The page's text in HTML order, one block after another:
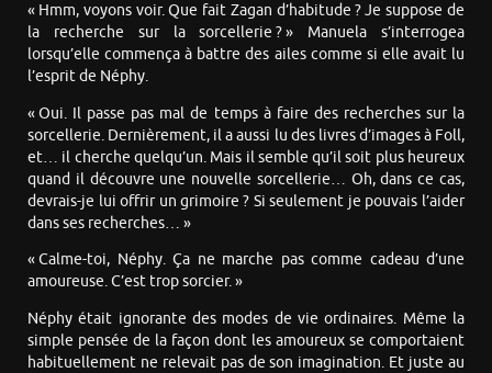
« Hmm, voyons voir. Que fait Zagan d’habitude ? Je suppose de
la recherche sur la sorcellerie ? » Manuela s’interrogea
lorsqu’elle commença à battre des ailes comme si elle avait lu
l’esprit de Néphy.
« Oui. Il passe pas mal de temps à faire des recherches sur la
sorcellerie. Dernièrement, il a aussi lu des livres d’images à Foll,
et… il cherche quelqu’un. Mais il semble qu’il soit plus heureux
quand il découvre une nouvelle sorcellerie… Oh, dans ce cas,
devrais-je lui offrir un grimoire ? Si seulement je pouvais l’aider
dans ses recherches… »
« Calme-toi, Néphy. Ça ne marche pas comme cadeau d’une
amoureuse. C’est trop sorcier. »
Néphy était ignorante des modes de vie ordinaires. Même la
simple pensée de la façon dont les amoureux se comportaient
habituellement ne relevait pas de son imagination. Et juste au